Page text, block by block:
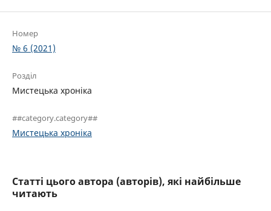
Номер
№ 6 (2021)
Розділ
Мистецька хроніка
##category.category##
Мистецька хроніка
Статті цього автора (авторів), які найбільше
читають